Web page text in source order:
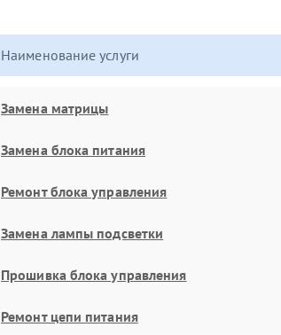
Наименование услуги
Замена матрицы
Замена блока питания
Ремонт блока управления
Замена лампы подсветки
Прошивка блока управления
Ремонт цепи питания